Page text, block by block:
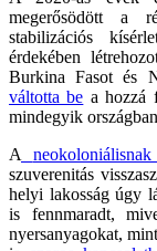
megerősödött a
stabilizációs
érdekében
Burkina Fasot és
váltotta be a hozzá
mindegyik
A
szuverenitás
helyi lakosság úgy
is fennmaradt,
nyersanyagokat,